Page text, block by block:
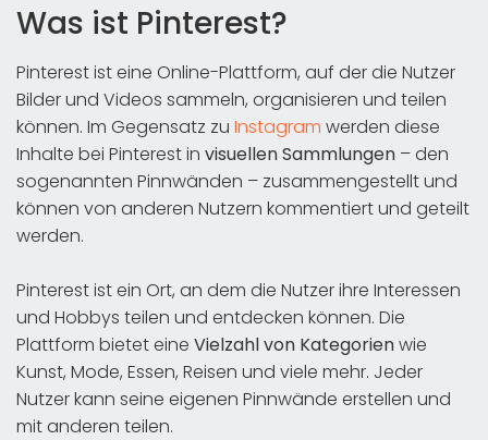
Was ist Pinterest?
Pinterest ist eine Online-Plattform, auf der die Nutzer
Bilder und Videos sammeln, organisieren und teilen
können. Im Gegensatz zu Instagram werden diese
Inhalte bei Pinterest in visuellen Sammlungen – den
sogenannten Pinnwänden – zusammengestellt und
können von anderen Nutzern kommentiert und geteilt
werden.
Pinterest ist ein Ort, an dem die Nutzer ihre Interessen
und Hobbys teilen und entdecken können. Die
Plattform bietet eine Vielzahl von Kategorienwie
Kunst, Mode, Essen, Reisen und viele mehr. Jeder
Nutzer kann seine eigenen Pinnwände erstellen und
mit anderen teilen.